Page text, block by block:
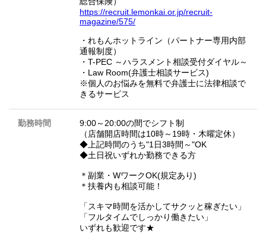
https://recruit.lemonkai.or.jp/recruit-
magazine/575/
・れもんホットライン（パートナー専用内部
通報制度）
・T-PEC ～ハラスメント相談受付ダイヤル～
・Law Room(弁護士相談サービス)
※個人のお悩みを無料で弁護士に法律相談で
きるサービス
勤務時間
9:00～20:00の間でシフト制
（店舗開店時間は10時～19時・木曜定休）
◆上記時間のうち"1日3時間～"OK
◆土日祝いずれか勤務できる方
＊副業・WワークOK(規定あり)
＊扶養内も相談可能！
「スキマ時間を活かしてサクッと稼ぎたい」
「フルタイムでしっかり働きたい」
いずれも歓迎です★